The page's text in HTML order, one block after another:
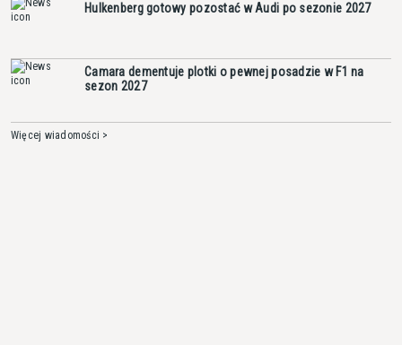
Hulkenberg gotowy pozostać w Audi po sezonie 2027
Camara dementuje plotki o pewnej posadzie w F1 na
sezon 2027
Więcej wiadomości >